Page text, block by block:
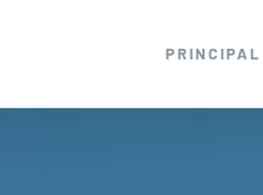
PRINCIPAL